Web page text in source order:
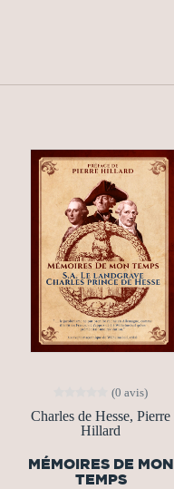
(0 avis)
Charles de Hesse, Pierre
Hillard
MÉMOIRES DE MON
TEMPS